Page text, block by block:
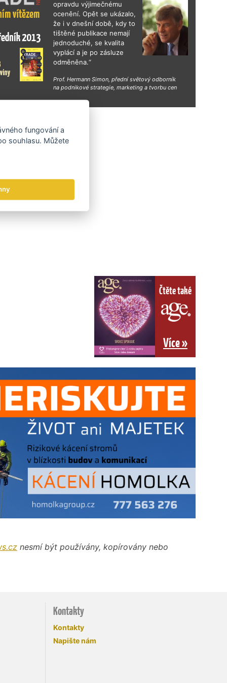
opravdu výjimečnému
ocenění. Opět se ukázalo,
že i v dnešní době, kdy to
tištěné publikace nemají
jednoduché, se kvalita
vyplácí a je po zásluze
odměněna.“
Prof. Hermann Simon, přední světový odborník
na podnikové strategie, marketing a tvorbu cen
Čtěte také
Více »
nesmí být používány, kopírovány nebo
Kontakty
Kontakty
Napište nám
fungování a
souhlasu. Můžete